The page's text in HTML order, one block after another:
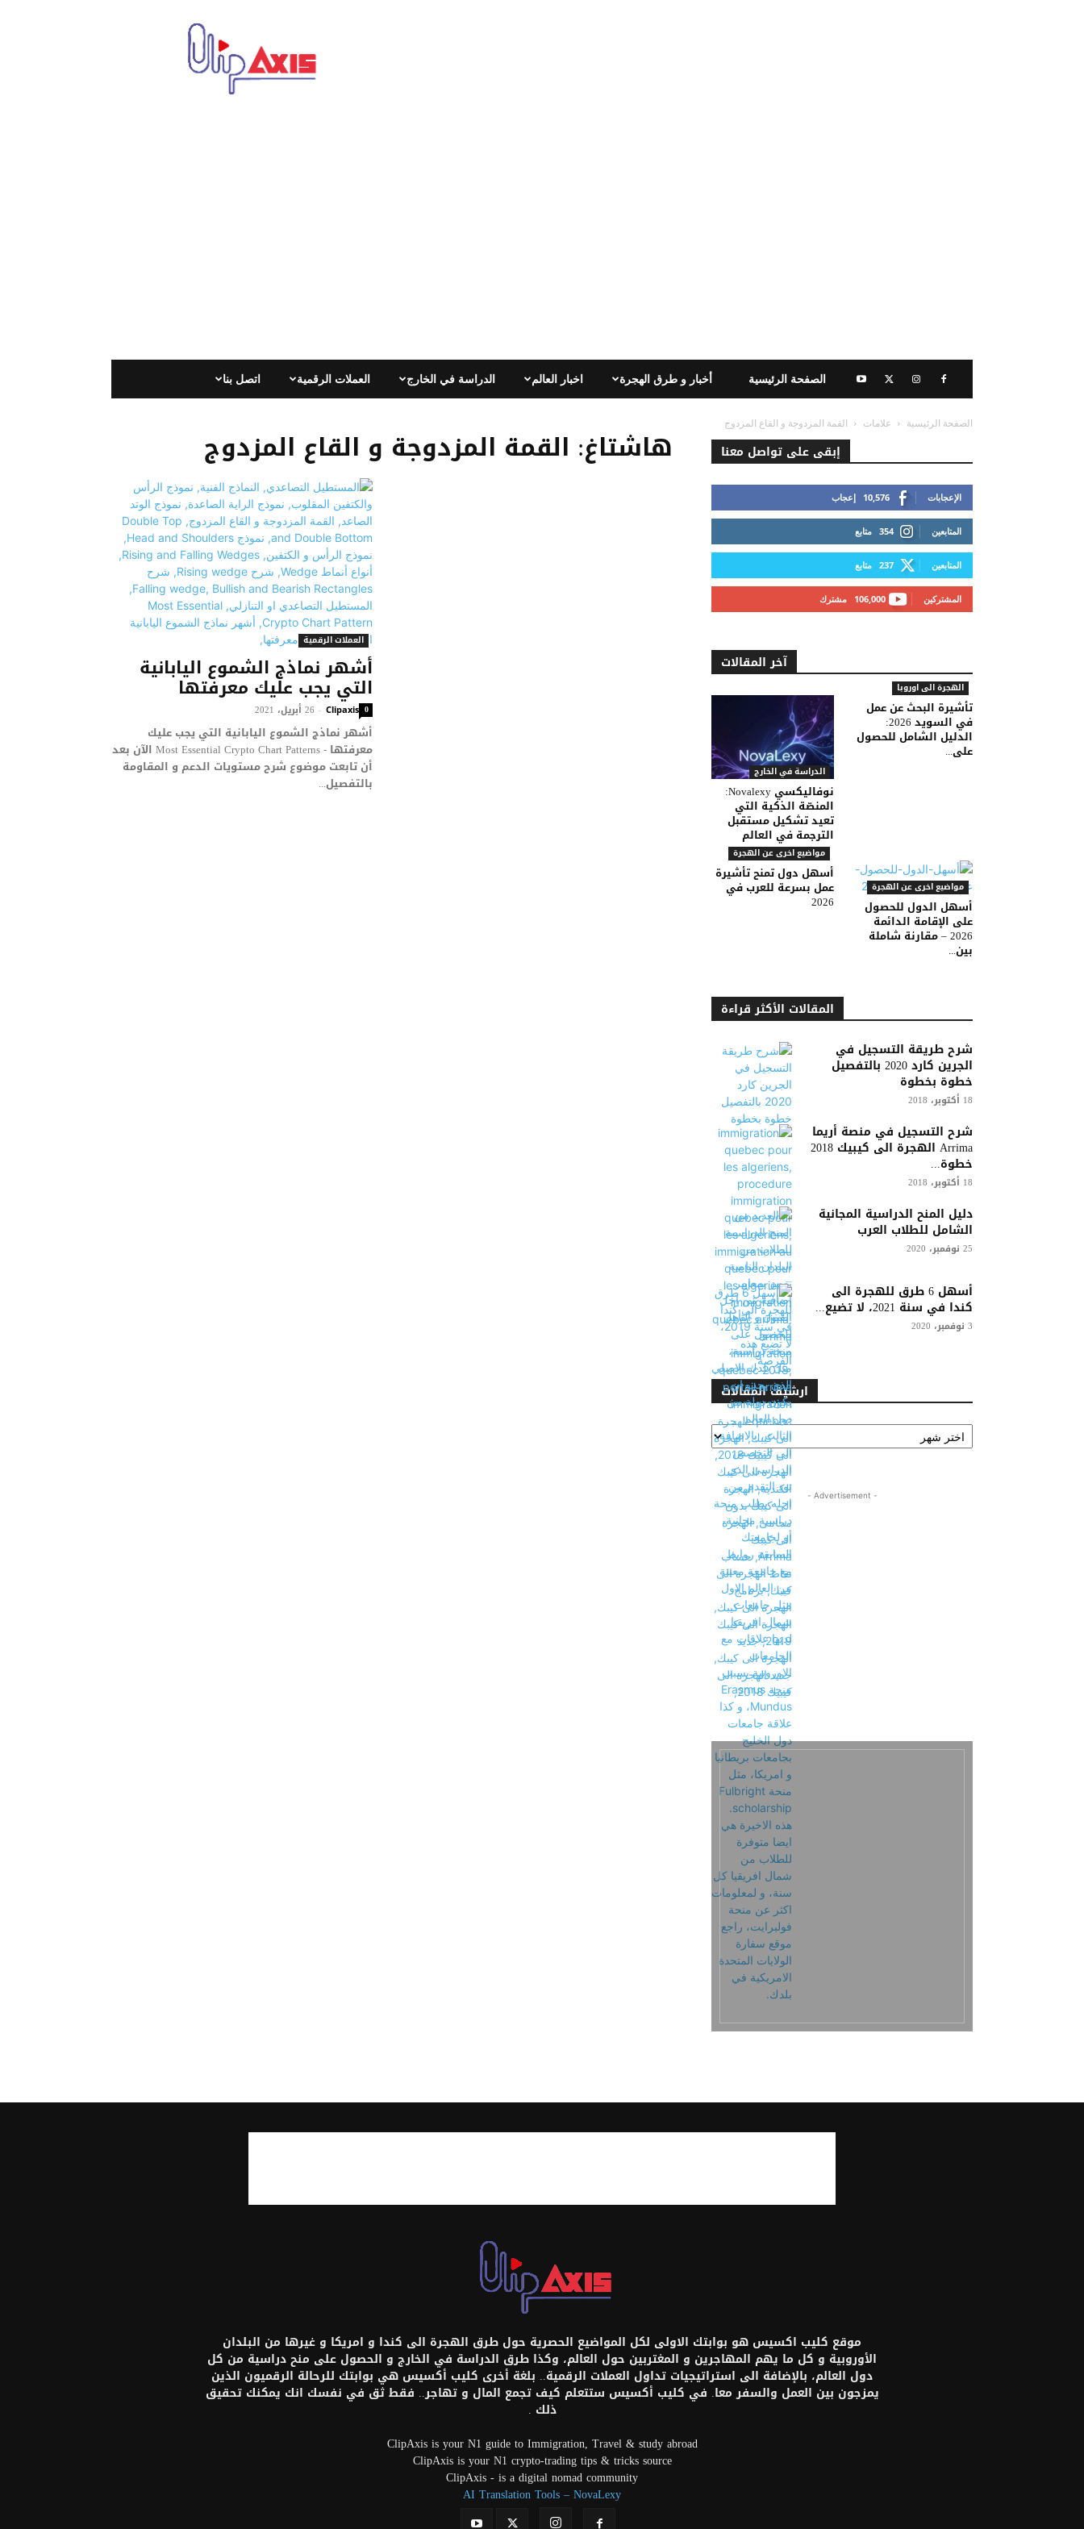
اتصل بنا العملات الرقمية الدراسة في الخارج اخبار العالم أخبار و طرق الهجرة الصفحة الرئيسية
الصفحة الرئيسية علامات القمة المزدوجة و القاع المزدوج
هاشتاغ: القمة المزدوجة و القاع المزدوج
العملات الرقمية
أشهر نماذج الشموع اليابانية
التي يجب عليك معرفتها
Clipaxis
- 26 أبريل، 2021 0
أشهر نماذج الشموع اليابانية التي يجب عليك
معرفتها - Most Essential Crypto Chart Patterns الآن بعد
أن تابعت موضوع شرح مستويات الدعم و المقاومة
بالتفصيل...
إبقى على تواصل معنا
10,576 إعجاب الإعجابات
354 متابع المتابعين
237 متابع المتابعين
106,000 مشترك المشتركين
آخر المقالات
الدراسة في الخارج
نوفاليكسي Novalexy:
المنصّة الذكية التي
تعيد تشكيل مستقبل
الترجمة في العالم
الهجرة الى اوروبا
تأشيرة البحث عن عمل
في السويد 2026:
الدليل الشامل للحصول
على...
مواضيع اخرى عن الهجرة
أسهل دول تمنح تأشيرة
عمل بسرعة للعرب في
2026
مواضيع اخرى عن الهجرة
أسهل الدول للحصول
على الإقامة الدائمة
2026 – مقارنة شاملة
بين...
المقالات الأكثر قراءة
شرح طريقة التسجيل في
الجرين كارد 2020 بالتفصيل
خطوة بخطوة
18 أكتوبر، 2018
شرح التسجيل في منصة أريما
Arrima الهجرة الى كيبيك 2018
خطوة...
18 أكتوبر، 2018
دليل المنح الدراسية المجانية
الشامل للطلاب العرب
25 نوفمبر، 2020
أسهل 6 طرق للهجرة الى
كندا في سنة 2021، لا تضيع...
3 نوفمبر، 2020
ارشيف المقالات
ارشيف
المقالات
- Advertisement -
موقع كليب اكسيس هو بوابتك الاولى لكل المواضيع الحصرية حول طرق الهجرة الى كندا و امريكا و غيرها من البلدان
الأوروبية و كل ما يهم المهاجرين و المغتربين حول العالم، وكذا طرق الدراسة في الخارج و الحصول على منح دراسية من كل
دول العالم، بالإضافة الى استراتيجيات تداول العملات الرقمية.. بلغة أخرى كليب أكسيس هي بوابتك للرحالة الرقميون الذين
يمزجون بين العمل والسفر معا. في كليب أكسيس ستتعلم كيف تجمع المال و تهاجر.. فقط ثق في نفسك انك يمكنك تحقيق
ذلك .
ClipAxis is your N1 guide to Immigration, Travel & study abroad
ClipAxis is your N1 crypto-trading tips & tricks source
ClipAxis - is a digital nomad community
AI Translation Tools – NovaLexy